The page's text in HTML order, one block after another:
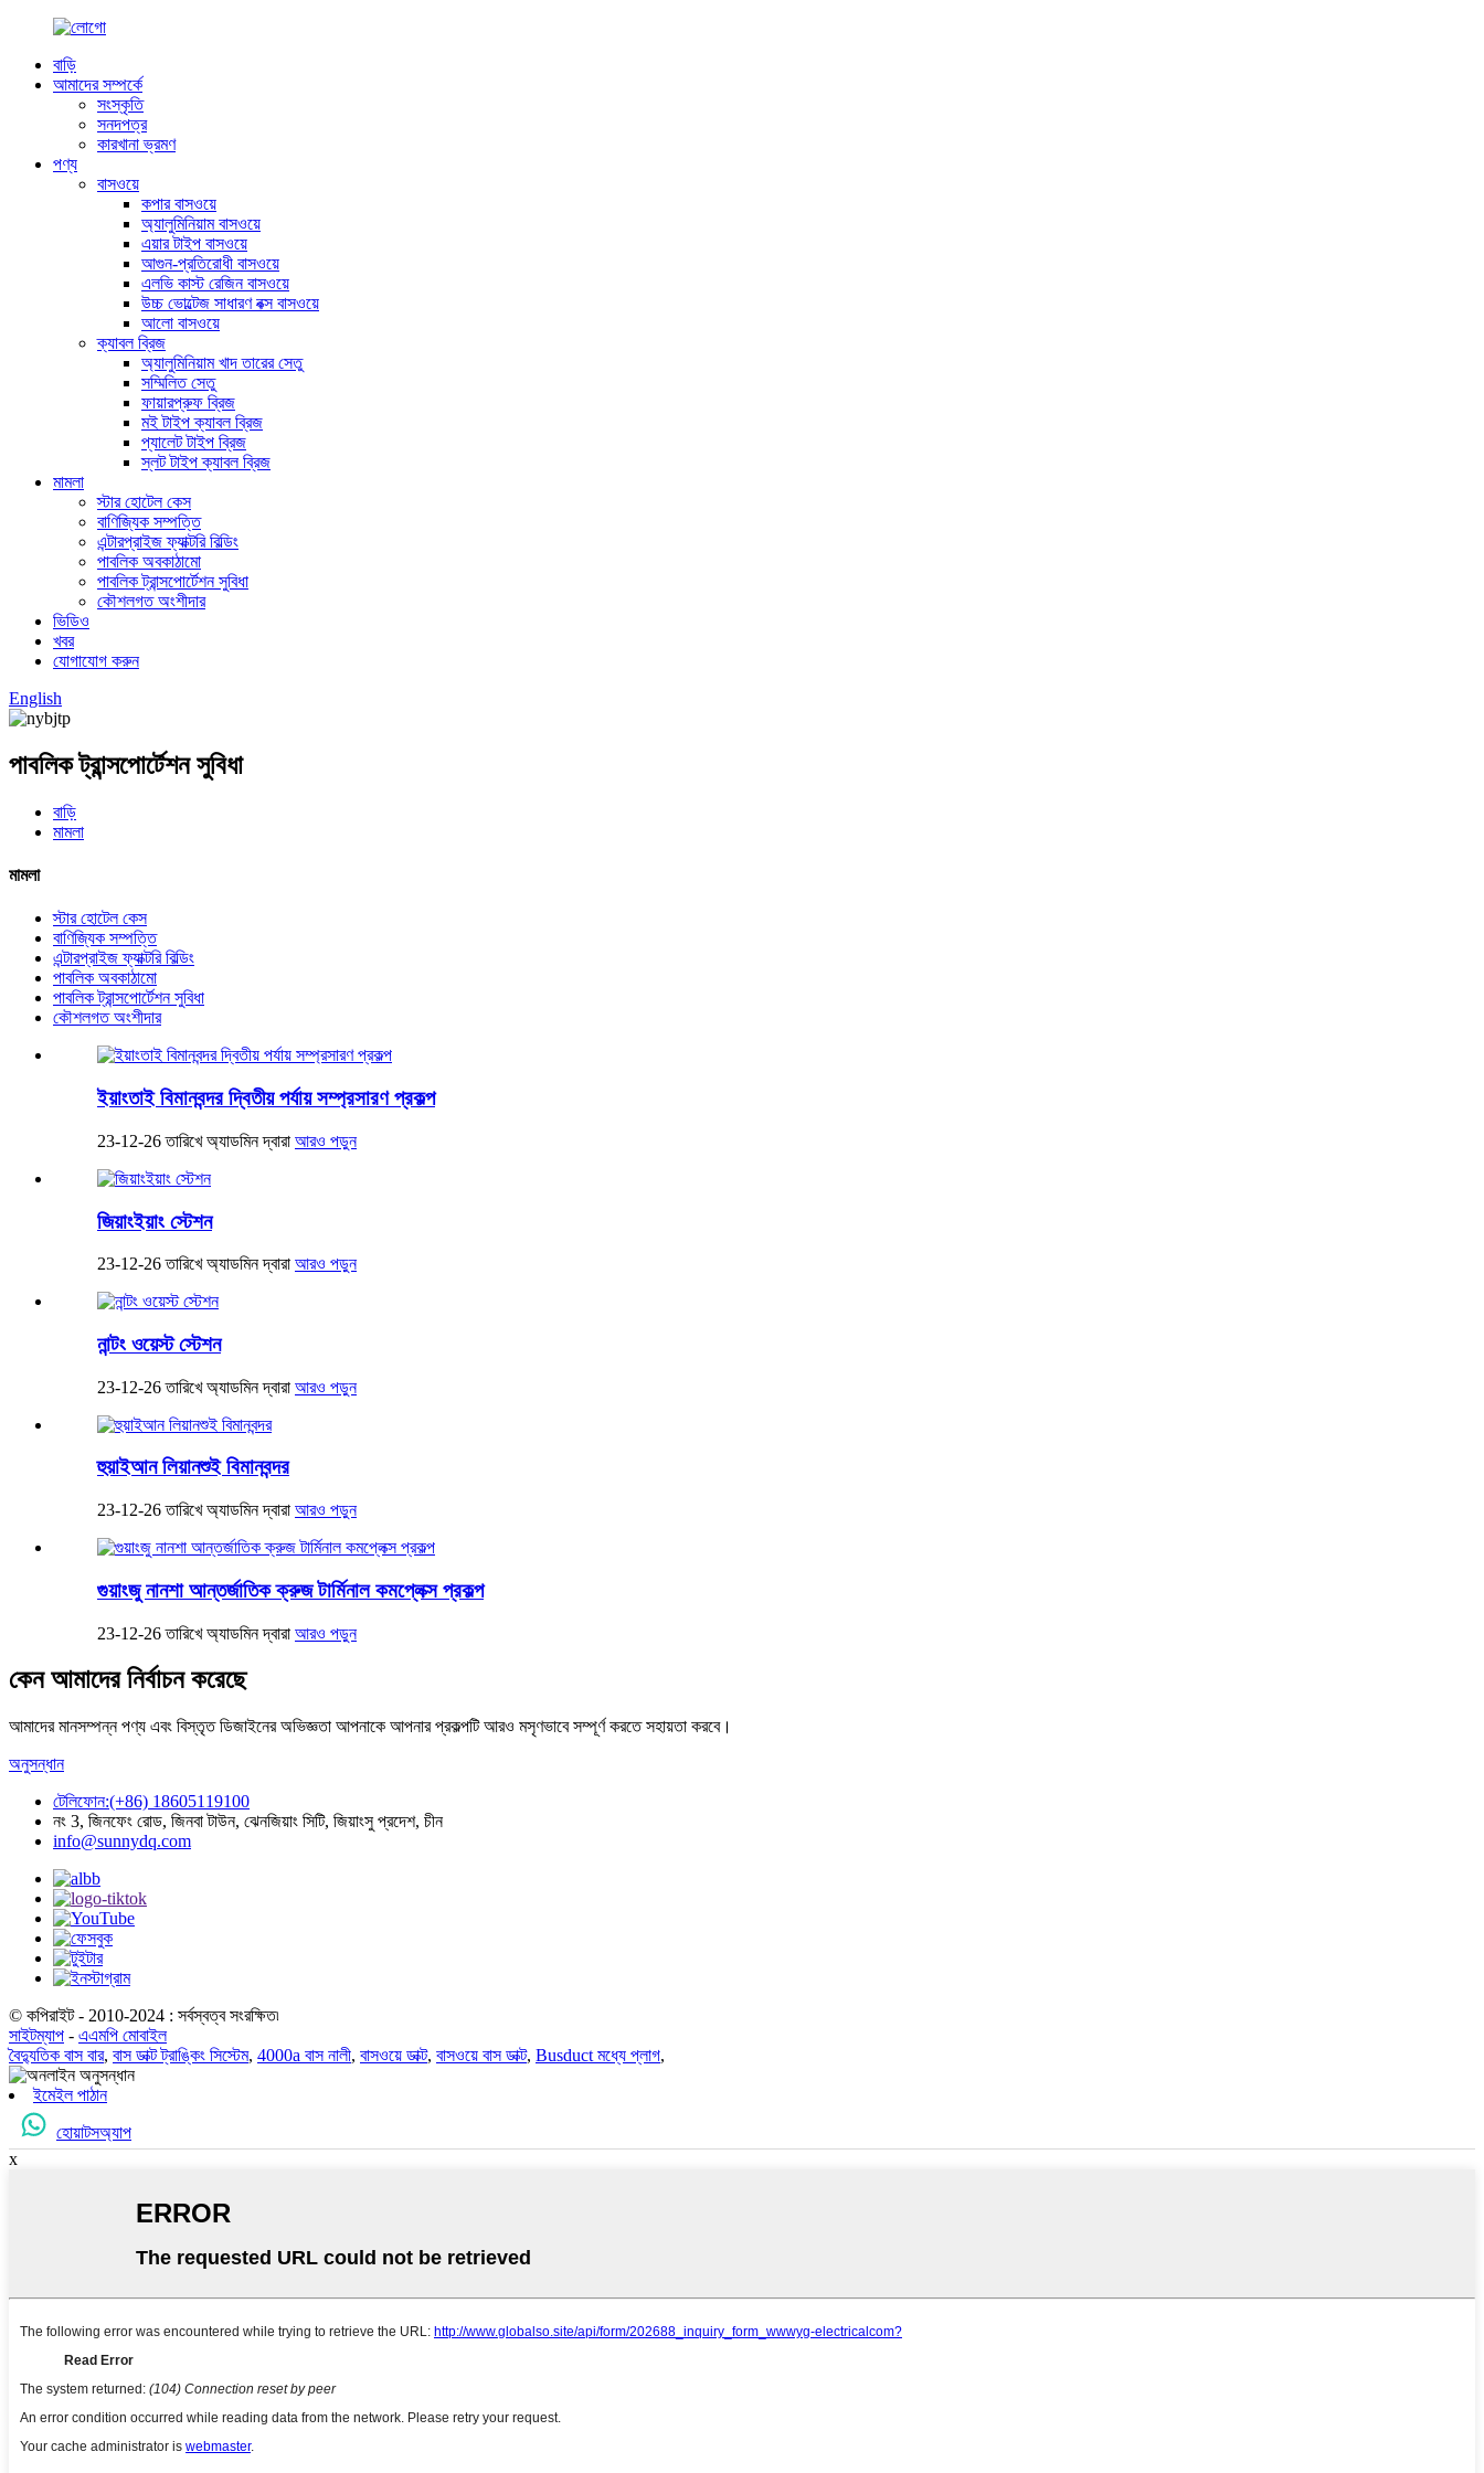
বাড়ি
আমাদের সম্পর্কে
সংস্কৃতি
সনদপত্র
কারখানা ভ্রমণ
পণ্য
বাসওয়ে
কপার বাসওয়ে
অ্যালুমিনিয়াম বাসওয়ে
এয়ার টাইপ বাসওয়ে
আগুন-প্রতিরোধী বাসওয়ে
এলভি কাস্ট রেজিন বাসওয়ে
উচ্চ ভোল্টেজ সাধারণ বক্স বাসওয়ে
আলো বাসওয়ে
ক্যাবল ব্রিজ
অ্যালুমিনিয়াম খাদ তারের সেতু
সম্মিলিত সেতু
ফায়ারপ্রুফ ব্রিজ
মই টাইপ ক্যাবল ব্রিজ
প্যালেট টাইপ ব্রিজ
স্লট টাইপ ক্যাবল ব্রিজ
মামলা
স্টার হোটেল কেস
বাণিজ্যিক সম্পত্তি
এন্টারপ্রাইজ ফ্যাক্টরি বিল্ডিং
পাবলিক অবকাঠামো
পাবলিক ট্রান্সপোর্টেশন সুবিধা
কৌশলগত অংশীদার
ভিডিও
খবর
যোগাযোগ করুন
English
পাবলিক ট্রান্সপোর্টেশন সুবিধা
বাড়ি
মামলা
মামলা
স্টার হোটেল কেস
বাণিজ্যিক সম্পত্তি
এন্টারপ্রাইজ ফ্যাক্টরি বিল্ডিং
পাবলিক অবকাঠামো
পাবলিক ট্রান্সপোর্টেশন সুবিধা
কৌশলগত অংশীদার
ইয়াংতাই ​​বিমানবন্দর দ্বিতীয় পর্যায় সম্প্রসারণ প্রকল্প
23-12-26 তারিখে অ্যাডমিন দ্বারা আরও পড়ুন
জিয়াংইয়াং স্টেশন
23-12-26 তারিখে অ্যাডমিন দ্বারা আরও পড়ুন
নান্টং ওয়েস্ট স্টেশন
23-12-26 তারিখে অ্যাডমিন দ্বারা আরও পড়ুন
হুয়াইআন লিয়ানশুই বিমানবন্দর
23-12-26 তারিখে অ্যাডমিন দ্বারা আরও পড়ুন
গুয়াংজু নানশা আন্তর্জাতিক ক্রুজ টার্মিনাল কমপ্লেক্স প্রকল্প
23-12-26 তারিখে অ্যাডমিন দ্বারা আরও পড়ুন
কেন আমাদের নির্বাচন করেছে
আমাদের মানসম্পন্ন পণ্য এবং বিস্তৃত ডিজাইনের অভিজ্ঞতা আপনাকে আপনার প্রকল্পটি আরও মসৃণভাবে সম্পূর্ণ করতে সহায়তা করবে।
অনুসন্ধান
টেলিফোন:(+86) 18605119100
নং 3, জিনফেং রোড, জিনবা টাউন, ঝেনজিয়াং সিটি, জিয়াংসু প্রদেশ, চীন
info@sunnydq.com
© কপিরাইট - 2010-2024 : সর্বস্বত্ব সংরক্ষিত৷
সাইটম্যাপ - এএমপি মোবাইল
বৈদ্যুতিক বাস বার, বাস ডাক্ট ট্রাঙ্কিং সিস্টেম, 4000a বাস নালী, বাসওয়ে ডাক্ট, বাসওয়ে বাস ডাক্ট, Busduct মধ্যে প্লাগ,
ইমেইল পাঠান
হোয়াটসঅ্যাপ
x